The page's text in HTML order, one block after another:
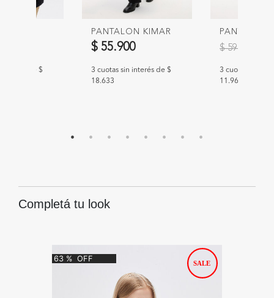
interés de $
PANTALON KIMAR
$ 55.900
3 cuotas sin interés de $
18.633
PANTALON
Precio
$ 59.900
3 cuotas sin
11.967
Completá tu look
63 % OFF